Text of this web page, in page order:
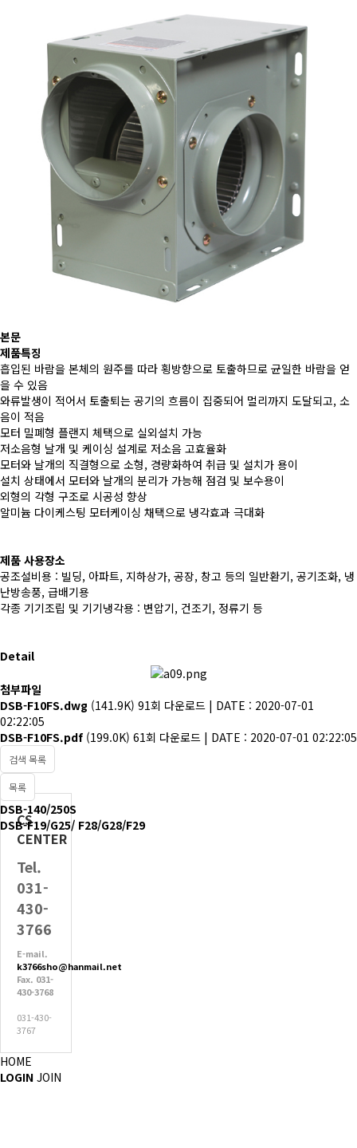
본문
제품특징
흡입된 바람을 본체의 원주를 따라 횡방향으로 토출하므로 균일한 바람을 얻
을 수 있음
와류발생이 적어서 토출퇴는 공기의 흐름이 집중되어 멀리까지 도달되고, 소
음이 적음
모터 밀폐형 플랜지 체택으로 실외설치 가능
저소음형 날개 및 케이싱 설계로 저소음 고효율화
모터와 날개의 직결형으로 소형, 경량화하여 취급 및 설치가 용이
설치 상태에서 모터와 날개의 분리가 가능해 점검 및 보수용이
외형의 각형 구조로 시공성 향상
알미늄 다이케스팅 모터케이싱 채택으로 냉각효과 극대화
제품 사용장소
공조설비용 : 빌딩, 아파트, 지하상가, 공장, 창고 등의 일반환기, 공기조화, 냉
난방송풍, 급배기용
각종 기기조립 및 기기냉각용 : 변압기, 건조기, 정류기 등
Detail
첨부파일
DSB-F10FS.dwg (141.9K) 91회 다운로드 | DATE : 2020-07-01
02:22:05
DSB-F10FS.pdf (199.0K) 61회 다운로드 | DATE : 2020-07-01 02:22:05
검색 목록
목록
DSB-140/250S
DSB-F19/G25/ F28/G28/F29
CS
CENTER
Tel.
031-
430-
3766
E-mail.
k3766sho@hanmail.net
Fax. 031-
430-3768
031-430-
3767
HOME
LOGIN JOIN